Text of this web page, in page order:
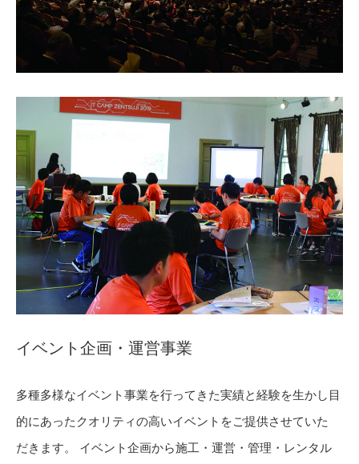
イベント企画・運営事業
多種多様なイベント事業を行ってきた実績と経験を生かし目
的にあったクオリティの高いイベントをご提供させていた
だきます。 イベント企画から施工・運営・管理・レンタル